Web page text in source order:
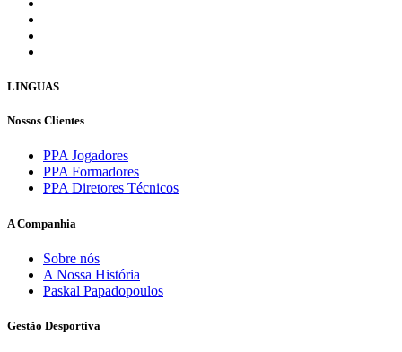
LINGUAS
Nossos Clientes
PPA Jogadores
PPA Formadores
PPA Diretores Técnicos
A Companhia
Sobre nós
A Nossa História
Paskal Papadopoulos
Gestão Desportiva